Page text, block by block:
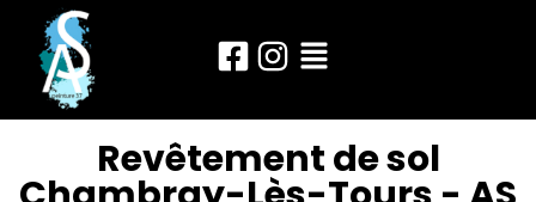
Revêtement de sol